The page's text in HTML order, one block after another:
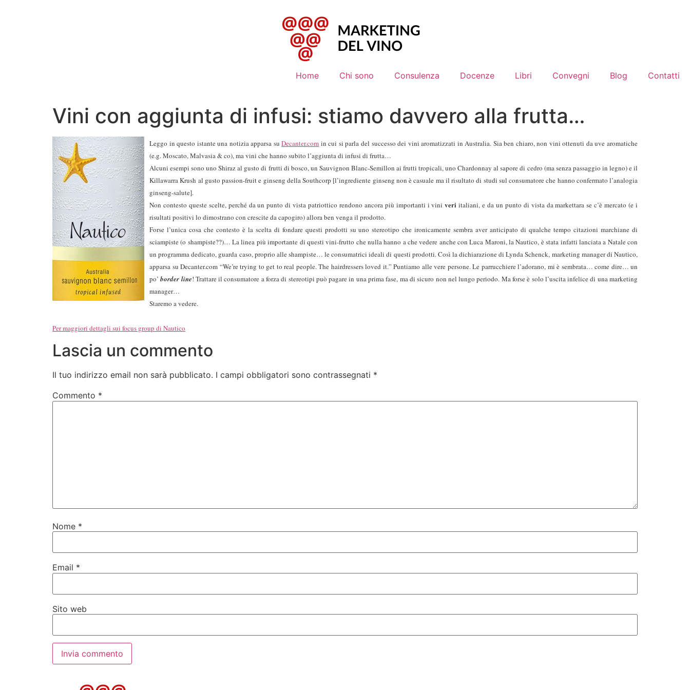
Home Chi sono Consulenza Docenze Libri Convegni Blog Contatti
Vini con aggiunta di infusi: stiamo davvero alla frutta…
Leggo in questo istante una notizia apparsa suDecanter.com in cui si parla del successo dei vini aromatizzati in Australia. Sia ben chiaro, non vini ottenuti da uve aromatiche
(e.g. Moscato, Malvasia & co), ma vini che hanno subito l’aggiunta di infusi di frutta…
Alcuni esempi sono uno Shiraz al gusto di frutti di bosco, un Sauvignon Blanc-Semillon ai frutti tropicali, uno Chardonnay al sapore di cedro (ma senza passaggio in legno) e il
Killawarra Krush al gusto passion-fruit e ginseng della Southcorp [l’ingrediente ginseng non è casuale ma il risultato di studi sul consumatore che hanno confermato l’analogia
ginseng-salute].
Non contesto queste scelte, perché da un punto di vista patriottico rendono ancora più importanti i viniveri italiani, e da un punto di vista da markettara se c’è mercato (e i
risultati positivi lo dimostrano con crescite da capogiro) allora ben venga il prodotto.
Forse l’unica cosa che contesto è la scelta di fondare questi prodotti su uno stereotipo che ironicamente sembra aver anticipato di qualche tempo citazioni marchiane di
sciampiste (o shampiste??)… La linea più importante di questi vini-frutto che nulla hanno a che vedere anche con Luca Maroni, la Nautico, è stata infatti lanciata a Natale con
un programma dedicato, guarda caso, proprio alle shampiste… le consumatrici ideali di questi prodotti. Così la dichiarazione di Lynda Schenck, marketing manager di Nautico,
apparsa su Decanter.com “We’re trying to get to real people. The hairdressers loved it.” Puntiamo alle vere persone. Le parrucchiere l’adorano, mi è sembrata… come dire… un
po’border line! Trattare il consumatore a forza di stereotipi può pagare in una prima fase, ma di sicuro non nel lungo periodo. Ma forse è solo l’uscita infelice di una marketing
manager…
Staremo a vedere.
Per maggiori dettagli sui focus group di Nautico
Lascia un commento
Il tuo indirizzo email non sarà pubblicato. I campi obbligatori sono contrassegnati *
Commento *
Nome *
Email *
Sito web